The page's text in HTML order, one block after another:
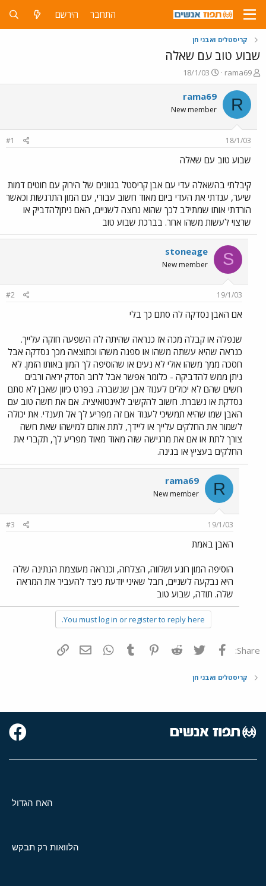
התחבר הירשם
קריסטלים ואבני חן
שבוע טוב עם שאלה
פ
ו
ת
ח
ה
ש
א
rama69
פ
ו
ר
ס
ם
ר
18/1/03
R
rama69
New member
18/1/03
#1
שבוע טוב עם שאלה
קיבלתי בהשאלה עדי עם אבן קריסטל בגוונים של הירוק עם חוטים דמות
שיער, ענדתי את העדי ביום מאוד חשוב עבורי, עם המון התרגשות וכאשר
הורדתי אותו שמתילב לכך שהוא נחצה לשניים, האם ניתןלהדביק או
שרצוי לעשות משהו אחר. בברכת שבוע טוב
S
stoneage
New member
19/1/03
#2
אם האבן נסדקה לה סתם כך בלי
שנפלה או קבלה מכה אז כנראה שהיתה לה השפעה חזקה עלייך.
כנראה שהיא עשתה משהו או ספגה משהו וכתוצאה מכך נסדקה אבל
חסכה ממך משהו אולי לא נעים או שהוסיפה לך המון באותו הזמן. לא
ניתן ממש להדביקה - כלומר אפשר אבל לרוב הסדק יראה ורבים
חשים שהם לא יכולים לענוד אבן שנשברה. בפרט כיוון שאבן לא סתם
נסדקת או נשברת. חשוב להקשיב לאינטואיציה. אם את חשה טוב עם
האבן שמו שהיא תמשיכי לענוד אם זה מפריע לך אל תענדי. את יכולה
לשמור את החלקים עלייך או ליידך, לתת אותם למישהו שאת חשה
צורך לתת או אם את מרגישה שזה מאוד מאוד מפריע לך, תקברי את
החלקים בעציץ או בגינה.
R
rama69
New member
19/1/03
#3
האבן באמת
הוסיפה המון רוגע ושלווה, הצלחה, וכנראה מעוצמת הנתינה שלה
היא נבקעה לשניים, חבל שאיני יודעת כיצד להעביר את המראה
שלה. תודה, שבוע טוב
You must log in or register to reply here.
Share: פייסבוק Twitter
Reddit
Pinterest
Tumblr
WhatsAppדואר אלקטרוני
קריסטלים ואבני חן
האח הגדול
הלוואות רק תבקש